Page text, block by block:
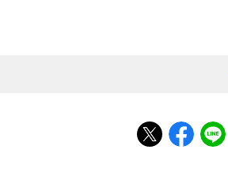
ント等に関するお問い合わせや資料請求等